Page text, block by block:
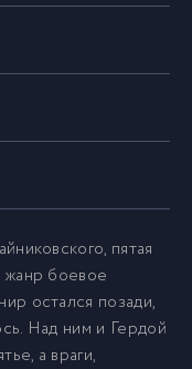
пятая
жанр боевое
остался позади,
Над ним и Гердой
а враги,